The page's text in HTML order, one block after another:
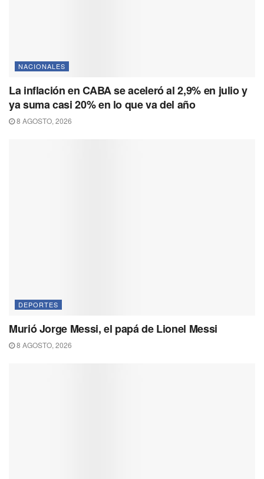
NACIONALES
La inflación en CABA se aceleró al 2,9% en julio y
ya suma casi 20% en lo que va del año
8 AGOSTO, 2026
DEPORTES
Murió Jorge Messi, el papá de Lionel Messi
8 AGOSTO, 2026